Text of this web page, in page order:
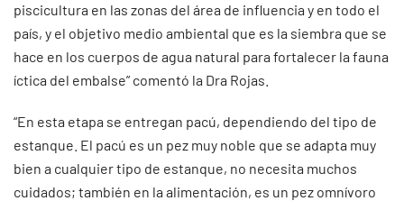
piscicultura en las zonas del área de influencia y en todo el
país, y el objetivo medio ambiental que es la siembra que se
hace en los cuerpos de agua natural para fortalecer la fauna
íctica del embalse” comentó la Dra Rojas.
“En esta etapa se entregan pacú, dependiendo del tipo de
estanque. El pacú es un pez muy noble que se adapta muy
bien a cualquier tipo de estanque, no necesita muchos
cuidados; también en la alimentación, es un pez omnívoro